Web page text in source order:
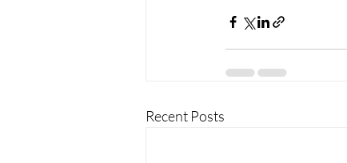
Recent Posts